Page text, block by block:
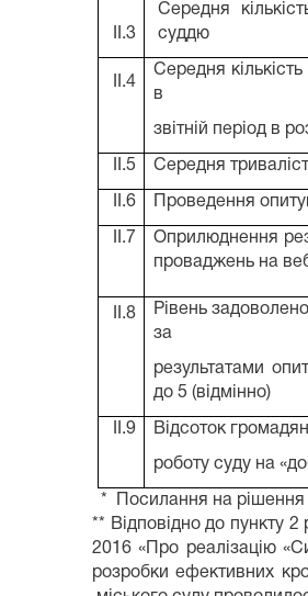
II.3
Середня
суддю
II.4
Середня
в
звітній період в
II.5 Середня
II.6 Проведення
II.7
Оприлюднення
проваджень на
II.8
Рівень
за
результатами
до 5 (відмінно)
II.9 Відсоток
роботу суду на
* Посилання на рішення
** Відповідно до пункту
2016 «Про реалізацію
розробки ефективних